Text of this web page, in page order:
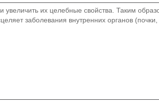
их целебные свойства. Таким
заболевания внутренних органов